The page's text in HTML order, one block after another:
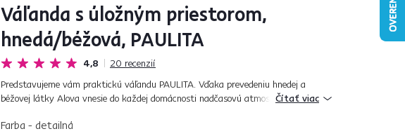
Váľanda s úložným priestorom,
hnedá/béžová, PAULITA
4,8 20 recenzií
Predstavujeme vám praktickú váľandu PAULITA. Vďaka prevedeniu hnedej a
béžovej látky Alova vnesie do každej domácnosti nadčasovú atmosféru. Leňošenie
Čítať viac
Farba - detailná